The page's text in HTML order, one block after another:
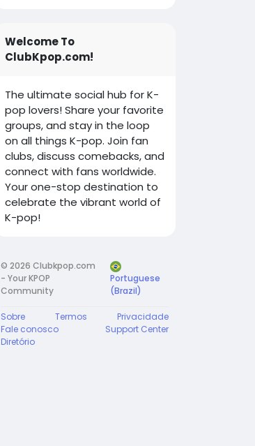
Welcome To
ClubKpop.com!
The ultimate social hub for K-
pop lovers! Share your favorite
groups, and stay in the loop
on all things K-pop. Join fan
clubs, discuss comebacks, and
connect with fans worldwide.
Your one-stop destination to
celebrate the vibrant world of
K-pop!
© 2026 Clubkpop.com
- Your KPOP
Community
Portuguese
(Brazil)
Sobre Termos
Privacidade
Fale conosco
Support Center
Diretório